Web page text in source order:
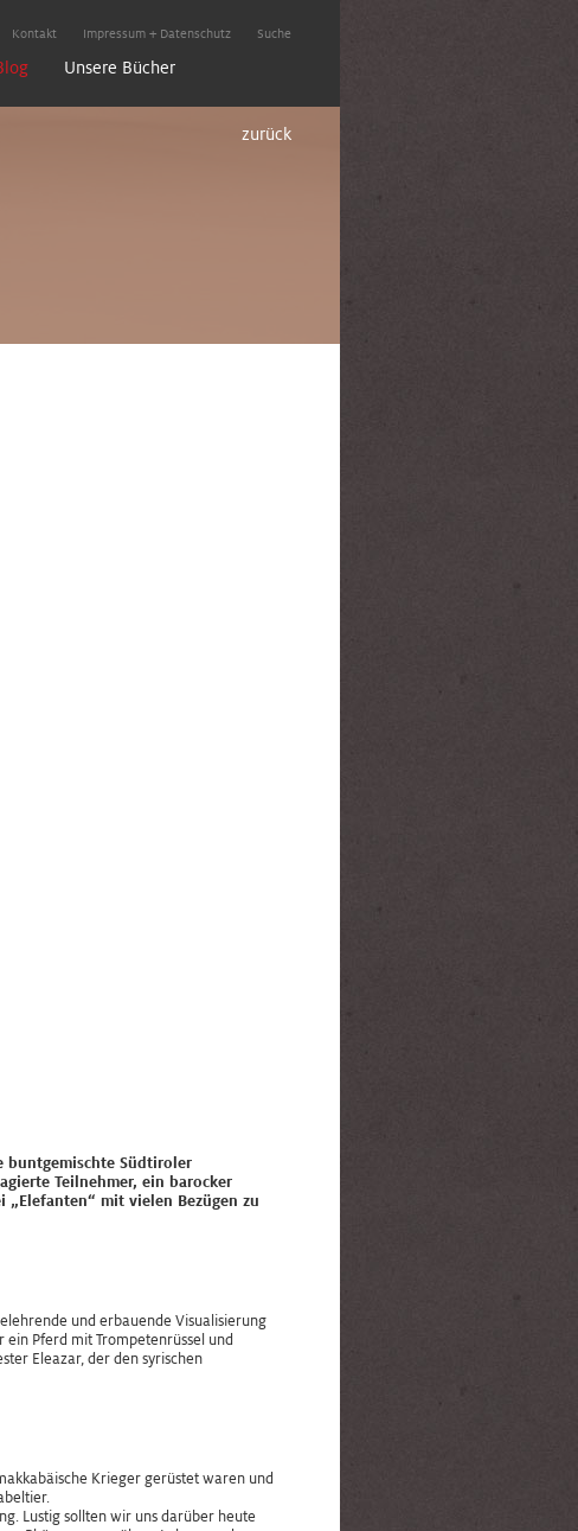
Unsere Bücher
Kontakt Impressum + Datenschutz Suche
zurück
buntgemischte Südtiroler
Teilnehmer, ein barocker
„Elefanten“ mit vielen Bezügen zu
und erbauende Visualisierung
Pferd mit Trompetenrüssel und
Eleazar, der den syrischen
Krieger gerüstet waren und
Lustig sollten wir uns darüber heute